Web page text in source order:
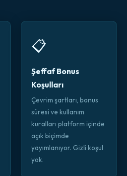
📋
Şeffaf Bonus
Koşulları
Çevrim şartları, bonus
süresi ve kullanım
kuralları platform içinde
açık biçimde
yayımlanıyor. Gizli koşul
yok.